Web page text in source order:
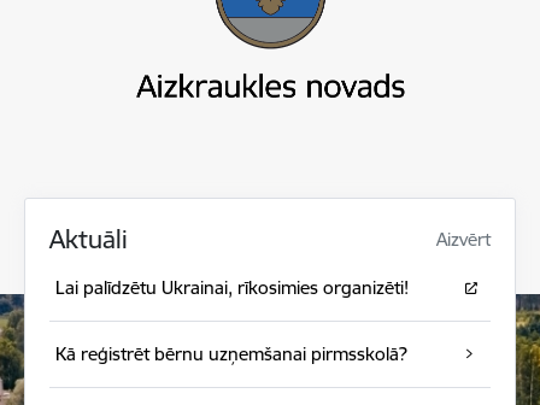
Aktuāli Aizvērt
Lai palīdzētu Ukrainai, rīkosimies organizēti!
Kā reģistrēt bērnu uzņemšanai pirmsskolā?